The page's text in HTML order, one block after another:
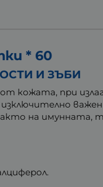
* 60
И ЗЪБИ
кожата, при
важен
на имунната,